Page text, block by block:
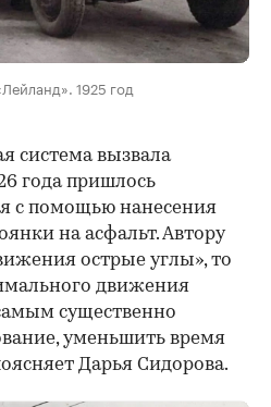
1925 год
система вызвала
года пришлось
с помощью нанесения
на асфальт. Автору
острые углы», то
движения
существенно
уменьшить время
Дарья Сидорова.